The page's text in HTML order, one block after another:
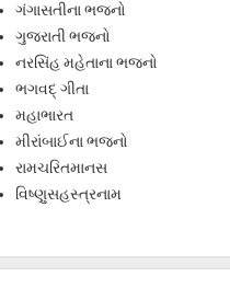
ગંગાસતીના ભજનો
ગુજરાતી ભજનો
નરસિંહ મહેતાના ભજનો
ભગવદ્ ગીતા
મહાભારત
મીરાંબાઈના ભજનો
રામચરિતમાનસ
વિષ્ણુસહસ્ત્રનામ